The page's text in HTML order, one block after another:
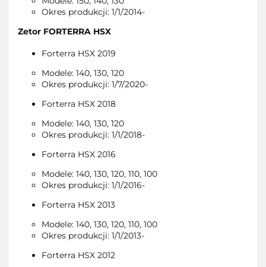
Okres produkcji: 1/1/2014-
Zetor FORTERRA HSX
Forterra HSX 2019
Modele: 140, 130, 120
Okres produkcji: 1/7/2020-
Forterra HSX 2018
Modele: 140, 130, 120
Okres produkcji: 1/1/2018-
Forterra HSX 2016
Modele: 140, 130, 120, 110, 100
Okres produkcji: 1/1/2016-
Forterra HSX 2013
Modele: 140, 130, 120, 110, 100
Okres produkcji: 1/1/2013-
Forterra HSX 2012